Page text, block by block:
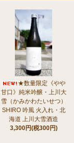
★数量限定《やや
甘口》純米吟醸・上川大
雪（かみかわたいせつ）
SHIRO 吟風 火入れ・北
海道 上川大雪酒造
3,300円(税300円)